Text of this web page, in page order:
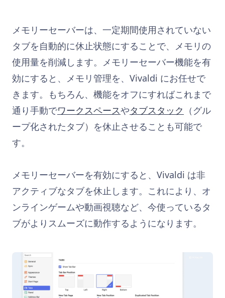
メモリーセーバーは、一定期間使用されていない
タブを自動的に休止状態にすることで、メモリの
使用量を削減します。メモリーセーバー機能を有
効にすると、メモリ管理を、Vivaldi にお任せで
きます。もちろん、機能をオフにすればこれまで
通り手動でワークスペースやタブスタック （グル
ープ化されたタブ）を休止させることも可能で
す。
メモリーセーバーを有効にすると、Vivaldi は非
アクティブなタブを休止します。これにより、オ
ンラインゲームや動画視聴など、今使っているタ
ブがよりスムーズに動作するようになります。